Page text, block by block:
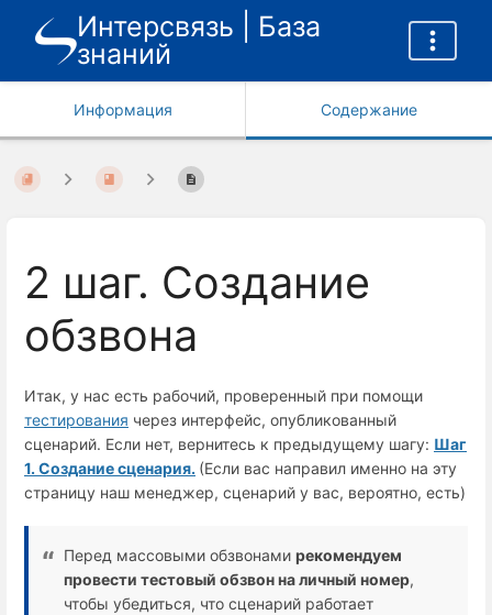
Интерсвязь | База
знаний
Информация Содержание
2 шаг. Создание
обзвона
Итак, у нас есть рабочий, проверенный при помощи
тестирования через интерфейс, опубликованный
сценарий. Если нет, вернитесь к предыдущему шагу: Шаг
1. Создание сценария. (Если вас направил именно на эту
страницу наш менеджер, сценарий у вас, вероятно, есть)
Перед массовыми обзвонами рекомендуем
провести тестовый обзвон на личный номер,
чтобы убедиться, что сценарий работает